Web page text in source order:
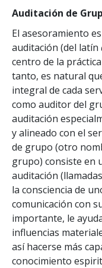
Auditación de
El asesoramiento
auditación (del latín
centro de la
tanto, es natural
integral de cada
como auditor del
auditación
y alineado con el
de grupo (otro
grupo) consiste en
auditación
la consciencia de
comunicación con
importante, le
influencias
así hacerse más
conocimiento